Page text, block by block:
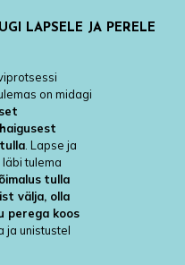
LAPSELE JA PERELE
on midagi
. Lapse ja
tulema
tulla
välja, olla
perega koos
ja unistustel